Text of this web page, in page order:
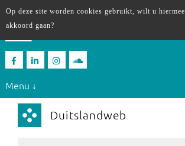
Menu ↓
Duitslandweb
Op deze site worden cookies gebruikt, wilt u hiermee
akkoord gaan?